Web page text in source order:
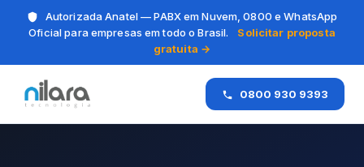
Autorizada Anatel — PABX em Nuvem, 0800 e WhatsApp
Oficial para empresas em todo o Brasil.
Solicitar proposta
gratuita →
0800 930 9393